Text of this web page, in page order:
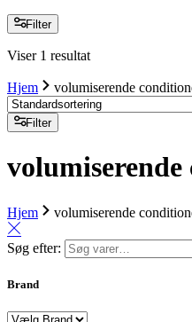
Filter
Viser 1 resultat
Hjem volumiserende
Filter
Hjem volumiserende
Søg efter:
Brand